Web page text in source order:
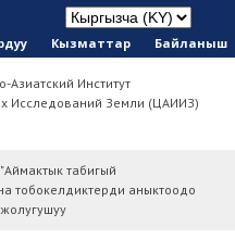
Кызматтар Байланыш
Азиатский Институт
Исследований Земли (ЦАИИЗ)
"Аймактык табигый
тобокелдиктерди аныктоодо